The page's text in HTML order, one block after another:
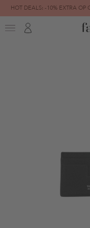
HOT DEALS: -10% EXTRA OP
FINAL